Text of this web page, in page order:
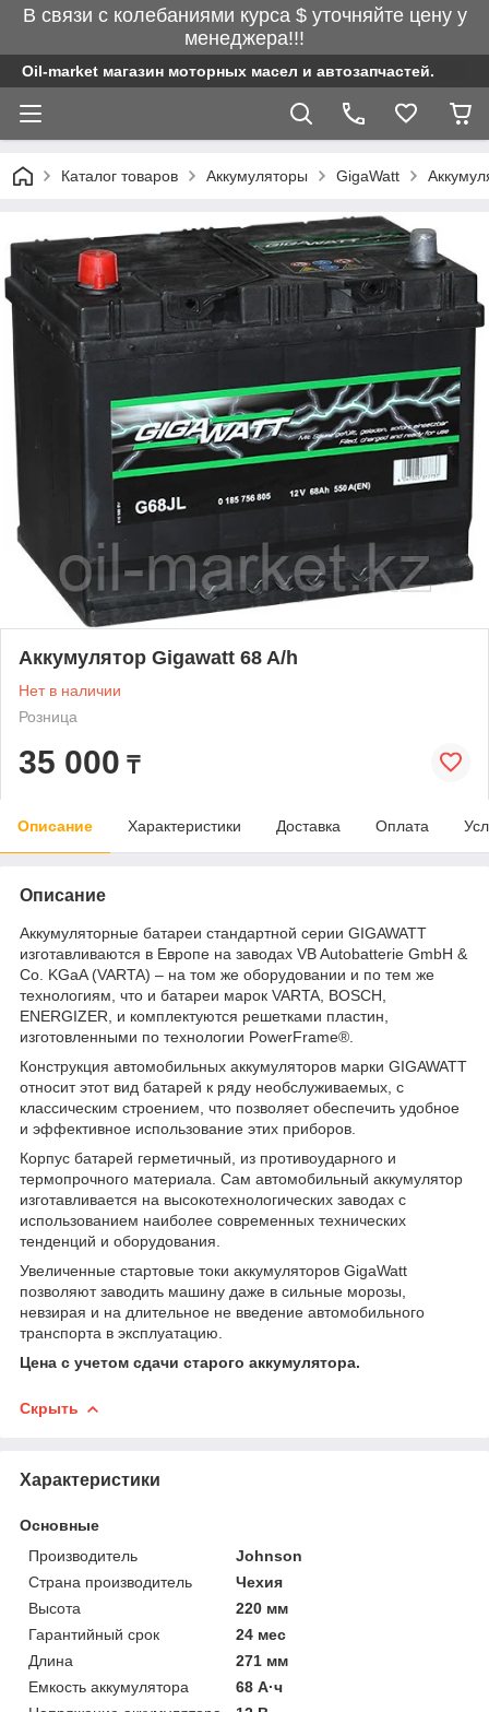
В связи с колебаниями курса $ уточняйте цену у
менеджера!!!
Oil-market магазин моторных масел и автозапчастей.
Каталог товаров Аккумуляторы GigaWatt
Аккумулятор Gigawatt 68 A/h
Нет в наличии
Розница
35 000 ₸
Описание Характеристики Доставка Оплата
Описание
Аккумуляторные батареи стандартной серии GIGAWATT
изготавливаются в Европе на заводах VB Autobatterie GmbH &
Co. KGaA (VARTA) – на том же оборудовании и по тем же
технологиям, что и батареи марок VARTA, BOSCH,
ENERGIZER, и комплектуются решетками пластин,
изготовленными по технологии PowerFrame®.
Конструкция автомобильных аккумуляторов марки GIGAWATT
относит этот вид батарей к ряду необслуживаемых, с
классическим строением, что позволяет обеспечить удобное
и эффективное использование этих приборов.
Корпус батарей герметичный, из противоударного и
термопрочного материала. Сам автомобильный аккумулятор
изготавливается на высокотехнологических заводах с
использованием наиболее современных технических
тенденций и оборудования.
Увеличенные стартовые токи аккумуляторов GigaWatt
позволяют заводить машину даже в сильные морозы,
невзирая и на длительное не введение автомобильного
транспорта в эксплуатацию.
Цена с учетом сдачи старого аккумулятора.
Скрыть
Характеристики
Основные
Производитель
Johnson
Страна производитель
Чехия
Высота
220 мм
Гарантийный срок
24 мес
Длина
271 мм
Емкость аккумулятора
68 А·ч